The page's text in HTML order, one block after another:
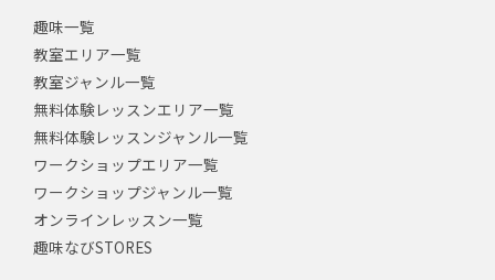
趣味一覧
教室エリア一覧
教室ジャンル一覧
無料体験レッスンエリア一覧
無料体験レッスンジャンル一覧
ワークショップエリア一覧
ワークショップジャンル一覧
オンラインレッスン一覧
趣味なびSTORES